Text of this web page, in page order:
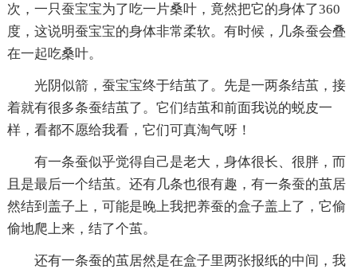
次，一只蚕宝宝为了吃一片桑叶，竟然把它的身体了360
度，这说明蚕宝宝的身体非常柔软。有时候，几条蚕会叠
在一起吃桑叶。
光阴似箭，蚕宝宝终于结茧了。先是一两条结茧，接
着就有很多条蚕结茧了。它们结茧和前面我说的蜕皮一
样，看都不愿给我看，它们可真淘气呀！
有一条蚕似乎觉得自己是老大，身体很长、很胖，而
且是最后一个结茧。还有几条也很有趣，有一条蚕的茧居
然结到盖子上，可能是晚上我把养蚕的盒子盖上了，它偷
偷地爬上来，结了个茧。
还有一条蚕的茧居然是在盒子里两张报纸的中间，我